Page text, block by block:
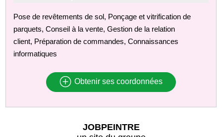
Pose de revêtements de sol, Ponçage et vitrification de
parquets, Conseil à la vente, Gestion de la relation
client, Préparation de commandes, Connaissances
informatiques
Obtenir ses coordonnées
JOBPEINTRE